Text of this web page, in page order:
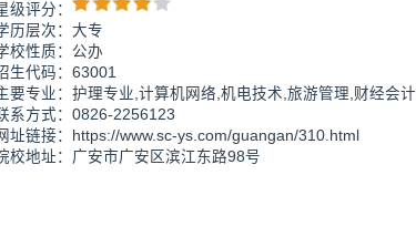
级评分：
历层次：大专
校性质：公办
生代码：63001
要专业：护理专业,计算机网络,机电技术,旅游管理,财经会计
系方式：0826-2256123
址链接：https://www.sc-ys.com/guangan/310.html
校地址：广安市广安区滨江东路98号